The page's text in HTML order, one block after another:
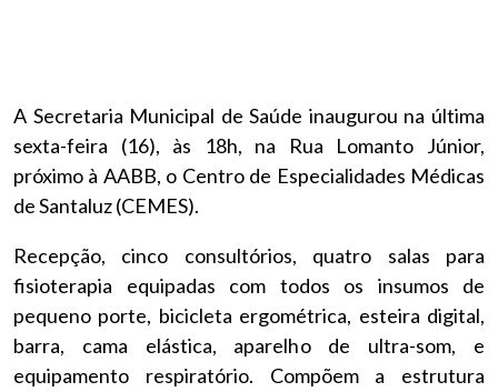
A Secretaria Municipal de Saúde inaugurou na última
sexta-feira (16), às 18h, na Rua Lomanto Júnior,
próximo à AABB, o Centro de Especialidades Médicas
de Santaluz (CEMES).
Recepção, cinco consultórios, quatro salas para
fisioterapia equipadas com todos os insumos de
pequeno porte, bicicleta ergométrica, esteira digital,
barra, cama elástica, aparelho de ultra-som, e
equipamento respiratório. Compõem a estrutura